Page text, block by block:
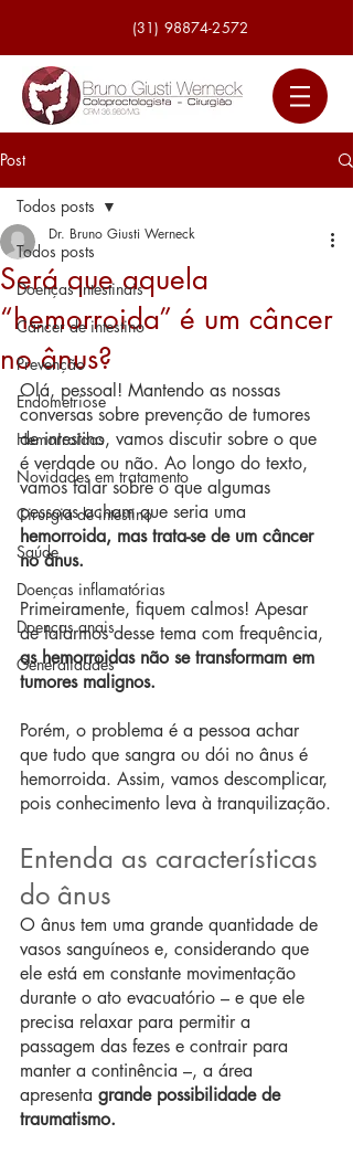
(31) 98874-2572
Post
Todos posts
Doenças intestinais
Câncer de intestino
Prevenção
Endometriose
Hemorroidas
Novidades em tratamento
Cirurgia de intestino
Saúde
Doenças inflamatórias
Doenças anais
Generalidades
Todos posts
Será que aquela
“hemorroida” é um câncer
no ânus?
Dr. Bruno Giusti Werneck
Olá, pessoal! Mantendo as nossas
conversas sobre prevenção de tumores
de intestino, vamos discutir sobre o que
é verdade ou não. Ao longo do texto,
vamos falar sobre o que algumas
pessoas acham que seria uma
hemorroida, mas trata-se de um câncer
no ânus.
Primeiramente, fiquem calmos! Apesar
de falarmos desse tema com frequência,
as hemorroidas não se transformam em
tumores malignos.
Porém, o problema é a pessoa achar
que tudo que sangra ou dói no ânus é
hemorroida. Assim, vamos descomplicar,
pois conhecimento leva à tranquilização.
Entenda as características
do ânus
O ânus tem uma grande quantidade de
vasos sanguíneos e, considerando que
ele está em constante movimentação
durante o ato evacuatório – e que ele
precisa relaxar para permitir a
passagem das fezes e contrair para
manter a continência –, a área
apresenta grande possibilidade de
traumatismo.